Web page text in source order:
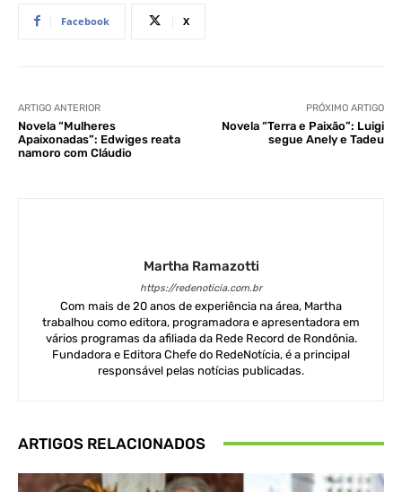
Facebook X
ARTIGO ANTERIOR
Novela “Mulheres
Apaixonadas”: Edwiges reata
namoro com Cláudio
PRÓXIMO ARTIGO
Novela “Terra e Paixão”: Luigi
segue Anely e Tadeu
Martha Ramazotti
https://redenoticia.com.br
Com mais de 20 anos de experiência na área, Martha
trabalhou como editora, programadora e apresentadora em
vários programas da afiliada da Rede Record de Rondônia.
Fundadora e Editora Chefe do RedeNotícia, é a principal
responsável pelas notícias publicadas.
ARTIGOS RELACIONADOS